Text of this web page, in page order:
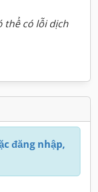
thể có lỗi dịch
đăng nhập,